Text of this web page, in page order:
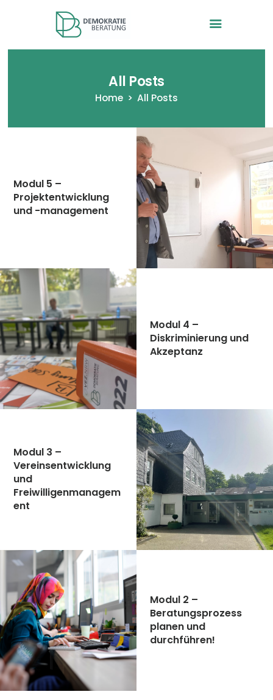
All Posts
Home All Posts
Demokratieberatung -VEZ in
NRW
Wir und das Projekt
Modultagebücher
Anmeldung
Kontakt
Modul 5 –
Projektentwicklung
und -management
Modul 4 –
Diskriminierung und
Akzeptanz
Modul 3 –
Vereinsentwicklung
und
Freiwilligenmanagem
ent
Modul 2 –
Beratungsprozess
planen und
durchführen!